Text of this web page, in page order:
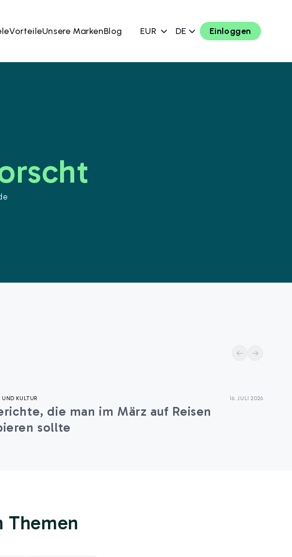
VorteileUnsere MarkenBlog EUR DE Einloggen
UND KULTUR 16. JULI 2026
die man im März auf Reisen
sollte
Themen